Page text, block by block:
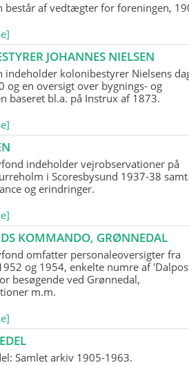
består af vedtægter for foreningen,
JOHANNES NIELSEN
indeholder kolonibestyrer Nielsens
og en oversigt over bygnings- og
baseret bl.a. på Instrux af 1873.
indeholder vejrobservationer på
i Scoresbysund 1937-38 samt
og erindringer.
KOMMANDO, GRØNNEDAL
omfatter personaleoversigter fra
og 1954, enkelte numre af
besøgende ved Grønnedal,
m.m.
Samlet arkiv 1905-1963.